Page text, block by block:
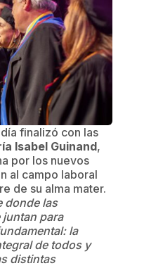
finalizó con las
Isabel Guinand,
por los nuevos
al campo laboral
de su alma mater.
donde las
para
la
de todos y
distintas